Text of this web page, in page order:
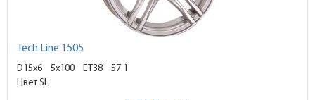
Tech Line 1505
D15x6 5x100 ET38
57.1
Цвет SL